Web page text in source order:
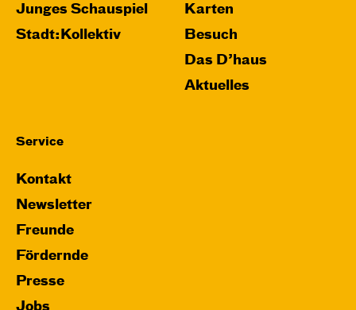
Junges Schauspiel
Stadt:Kollektiv
Karten
Besuch
Das D’haus
Aktuelles
Service
Kontakt
Newsletter
Freunde
Fördernde
Presse
Jobs